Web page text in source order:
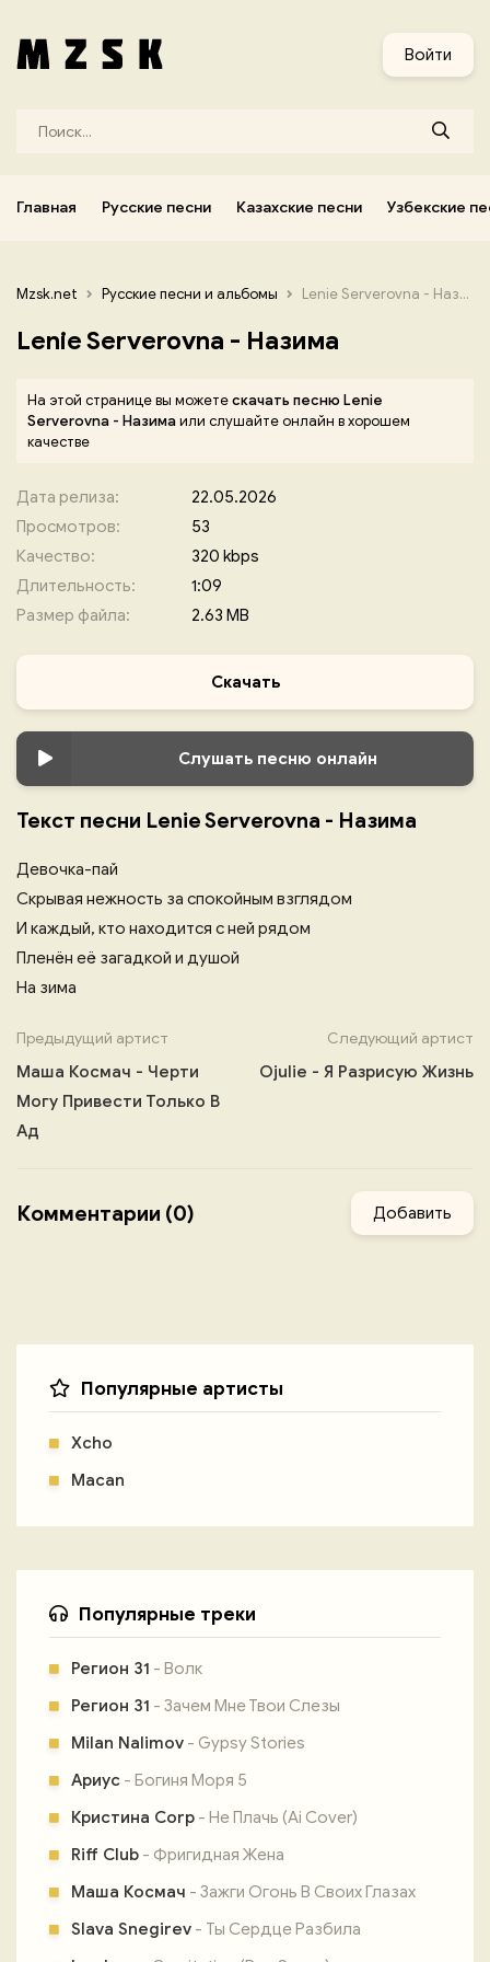
Войти
Главная Русские песни Казахские песни Узбекские
Mzsk.net Русские песни и альбомы Lenie Serverovna - Назима
Lenie Serverovna - Назима
На этой странице вы можетескачать песню Lenie
Serverovna - Назимаили слушайте онлайн в хорошем
качестве
Дата релиза:
22.05.2026
Просмотров:
53
Качество:
320 kbps
Длительность:
1:09
Размер файла:
2.63 MB
Скачать
Слушать песню онлайн
Текст песни Lenie Serverovna - Назима
Девочка-пай
Скрывая нежность за спокойным взглядом
И каждый, кто находится с ней рядом
Пленён её загадкой и душой
На зима
Предыдущий артист
Маша Космач - Черти
Могу Привести Только В
Ад
Следующий артист
Ojulie - Я Разрисую Жизнь
Комментарии (0) Добавить
Популярные артисты
Xcho
Macan
Популярные треки
Регион 31 - Волк
Регион 31 - Зачем Мне Твои Слезы
Milan Nalimov - Gypsy Stories
Ариус - Богиня Моря 5
Кристина Corp - Не Плачь (Ai Cover)
Riff Club - Фригидная Жена
Маша Космач - Зажги Огонь В Своих Глазах
Slava Snegirev - Ты Сердце Разбила
Узбекские песни Корейские песни